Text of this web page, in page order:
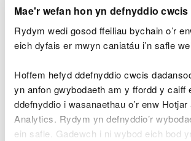
Mae'r wefan hon yn defnyddio cwcis
Rydym wedi gosod ffeiliau bychain o’r
eich dyfais er mwyn caniatáu i’n safle
Hoffem hefyd ddefnyddio cwcis
yn anfon gwybodaeth am y ffordd y caiff
ddefnyddio i wasanaethau o’r enw
Analytics. Rydym yn defnyddio’r
ein safle. Gadewch i ni wybod eich bod
Hefyd, byddwch yn gallu dod o hyd i
cysylltiedig â cheisiadau yr
cylch ar hyn o bryd ac sy’n gofyn
Effaith Amgylcheddol (EIA) neu sy’n
Ceisiadau am
Morol a